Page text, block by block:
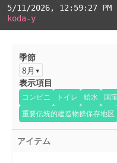
5/11/2026, 12:59:27 PM
koda-y
季節
8月
表示項目
コンビニ トイレ 給水
国
重要伝統的建造物群保存地区
アイテム